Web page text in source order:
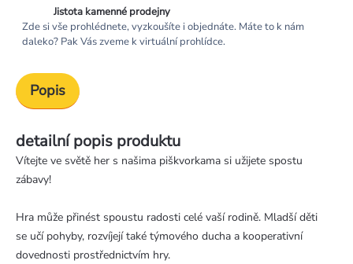
Jistota kamenné prodejny
Zde si vše prohlédnete, vyzkoušíte i objednáte. Máte to k nám
daleko? Pak Vás zveme k virtuální prohlídce.
Popis
detailní popis produktu
Vítejte ve světě her s našima piškvorkama si užijete spostu
zábavy!
Hra může přinést spoustu radosti celé vaší rodině. Mladší děti
se učí pohyby, rozvíjejí také týmového ducha a kooperativní
dovednosti prostřednictvím hry.